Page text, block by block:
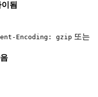
됨
Encoding: gzip 또는